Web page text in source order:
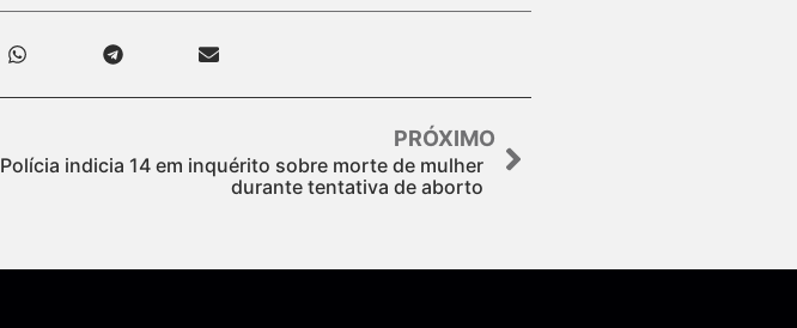
PRÓXIMO
Polícia indicia 14 em inquérito sobre morte de mulher
durante tentativa de aborto